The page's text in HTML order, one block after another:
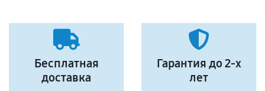
Бесплатная
доставка
Гарантия до 2-х
лет